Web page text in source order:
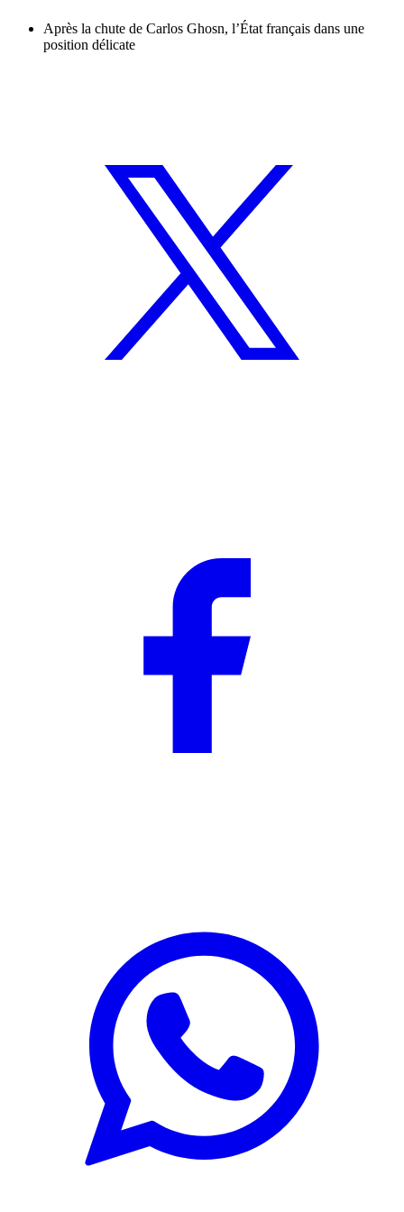
Après la chute de Carlos Ghosn, l’État français dans une
position délicate